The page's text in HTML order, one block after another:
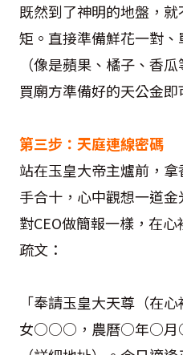
既然到了神明的地盤，
矩。直接準備鮮花一對
（像是蘋果、橘子、香
買廟方準備好的天公金
第三步：天庭連線密碼
站在玉皇大帝主爐前，
手合十，心中觀想一道
對CEO做簡報一樣，在
疏文：
「奉請玉皇大天尊（在
女○○○，農曆○年○月